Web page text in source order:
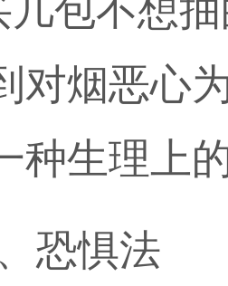
不想抽
对烟恶心
种生理上
惧法